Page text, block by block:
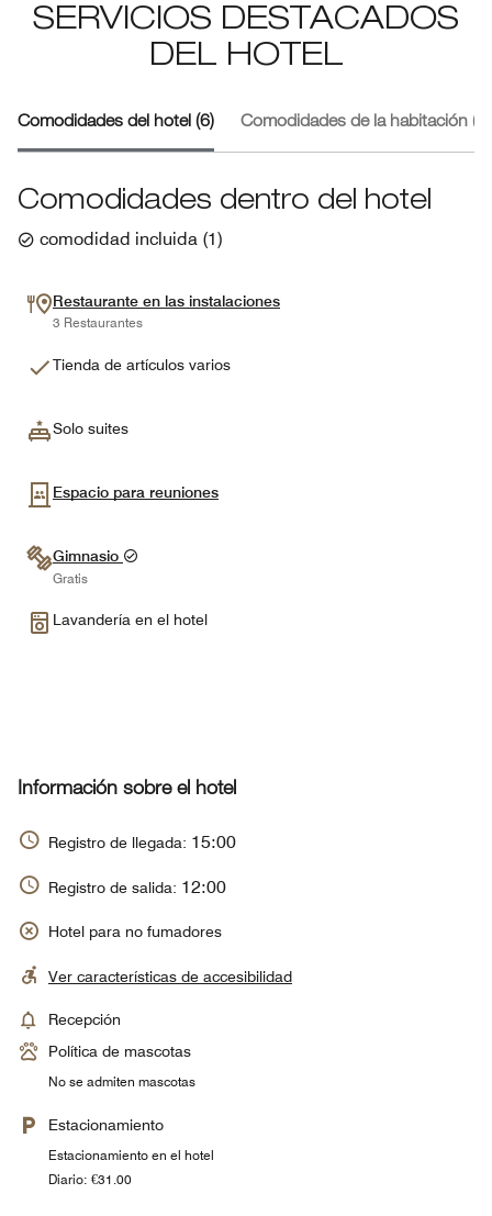
SERVICIOS DESTACADOS
DEL HOTEL
Comodidades del hotel (6) Comodidades de la habitación (2)
Comodidades dentro del hotel
comodidad incluida (1)
Restaurante en las instalaciones
3 Restaurantes
Tienda de artículos varios
Solo suites
Espacio para reuniones
Gimnasio
Gratis
Lavandería en el hotel
Información sobre el hotel
Registro de llegada: 15:00
Registro de salida: 12:00
Hotel para no fumadores
Ver características de accesibilidad
Recepción
Política de mascotas
No se admiten mascotas
Estacionamiento
Estacionamiento en el hotel
Diario: €31.00